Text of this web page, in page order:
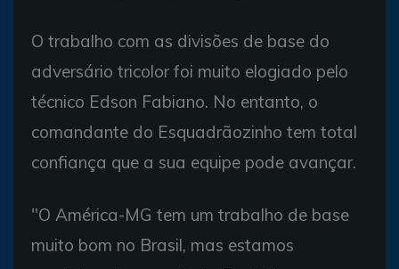
O trabalho com as divisões de base do
adversário tricolor foi muito elogiado pelo
técnico Edson Fabiano. No entanto, o
comandante do Esquadrãozinho tem total
confiança que a sua equipe pode avançar.
"O América-MG tem um trabalho de base
muito bom no Brasil, mas estamos